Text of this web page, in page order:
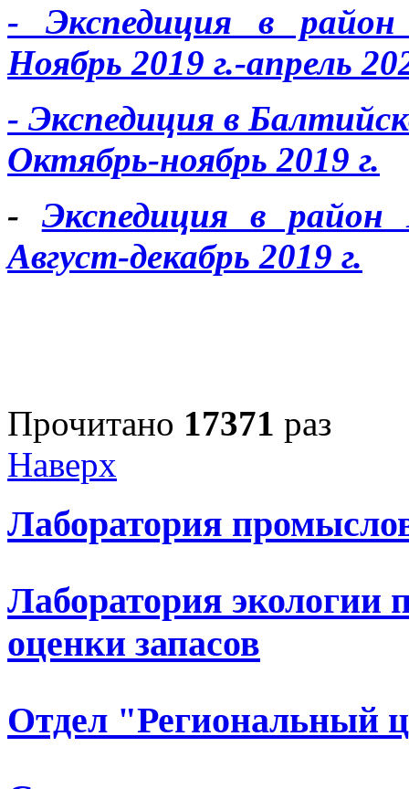
- Экспедиция в
Ноябрь 2019 г.-апрель
- Экспедиция в
Октябрь-ноябрь 2019 г.
- Экспедиция в
Август-декабрь 2019 г.
Прочитано 17371 раз
Наверх
Лаборатория
Лаборатория
оценки запасов
Отдел "Региональный